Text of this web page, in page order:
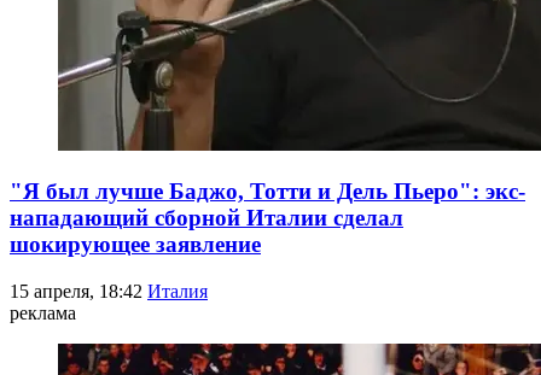
"Я был лучше Баджо, Тотти и Дель Пьеро": экс-
нападающий сборной Италии сделал
шокирующее заявление
15 апреля, 18:42 Италия
реклама